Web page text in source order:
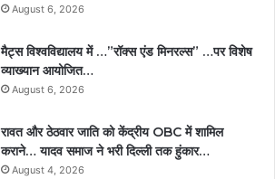
August 6, 2026
मैट्स विश्वविद्यालय में …”रॉक्स एंड मिनरल्स” …पर विशेष
व्याख्यान आयोजित…
August 6, 2026
रावत और ठेठवार जाति को केंद्रीय OBC में शामिल
कराने… यादव समाज ने भरी दिल्ली तक हुंकार…
August 4, 2026